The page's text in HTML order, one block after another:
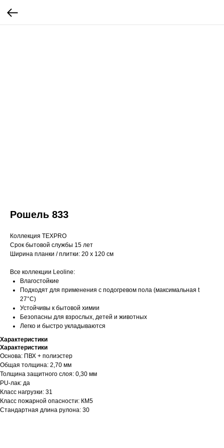
Рошель 833
Коллекция TEXPRO
Срок бытовой службы 15 лет
Ширина планки / плитки: 20 x 120 см
Все коллекции Leoline:
Влагостойкие
Подходят для применения с подогревом пола (максимальная t
27°C)
Устойчивы к бытовой химии
Безопасны для взрослых, детей и животных
Легко и быстро укладываются
Характеристики
Характеристики
Основа: ПВХ + полиэстер
Общая толщина: 2,70 мм
Толщина защитного слоя: 0,30 мм
PU-лак: да
Класс нагрузки: 31
Класс пожарной опасности: КМ5
Стандартная длина рулона: 30